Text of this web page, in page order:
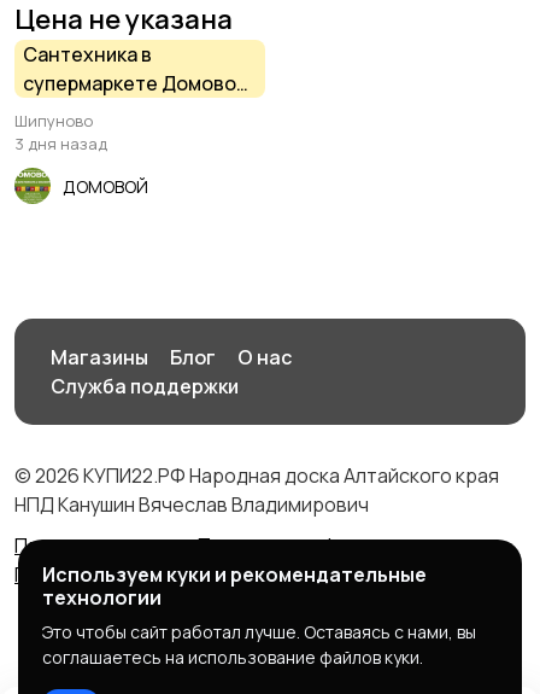
Цена не указана
Сантехника в
супермаркете Домовой,
Шипуново
Шипуново
3 дня назад
ДОМОВОЙ
Магазины Блог
О нас
Служба поддержки
© 2026 КУПИ22.РФ Народная доска Алтайского края
НПД Канушин Вячеслав Владимирович
Правила сервиса
Политика конфиденциальности
Политика использования cookie
Используем куки и рекомендательные
технологии
Это чтобы сайт работал лучше. Оставаясь с нами, вы
соглашаетесь на использование файлов куки.